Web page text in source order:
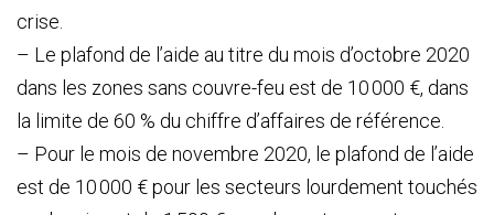
crise.
– Le plafond de l’aide au titre du mois d’octobre 2020
dans les zones sans couvre-feu est de 10 000 €, dans
la limite de 60 % du chiffre d’affaires de référence.
– Pour le mois de novembre 2020, le plafond de l’aide
est de 10 000 € pour les secteurs lourdement touchés